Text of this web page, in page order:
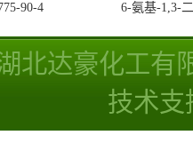
90-4 6-氨基-1,3-
北达豪化工有
技术